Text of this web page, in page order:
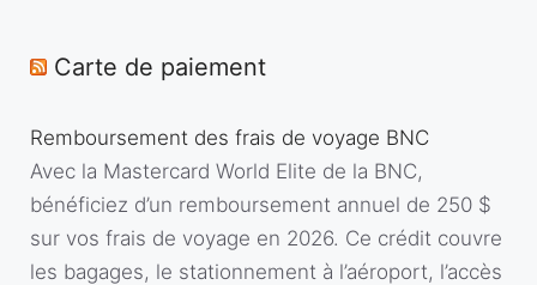
Carte de paiement
Remboursement des frais de voyage BNC
Avec la Mastercard World Elite de la BNC,
bénéficiez d’un remboursement annuel de 250 $
sur vos frais de voyage en 2026. Ce crédit couvre
les bagages, le stationnement à l’aéroport, l’accès